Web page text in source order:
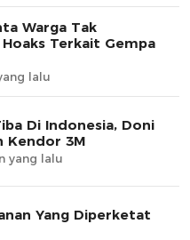
Warga Tak
Terkait Gempa
lalu
Di Indonesia, Doni
Kendor 3M
yang lalu
Yang Diperketat